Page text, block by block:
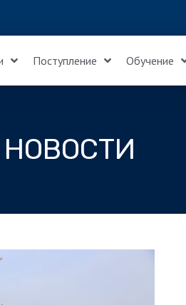
Поступление Обучение
НОВОСТИ